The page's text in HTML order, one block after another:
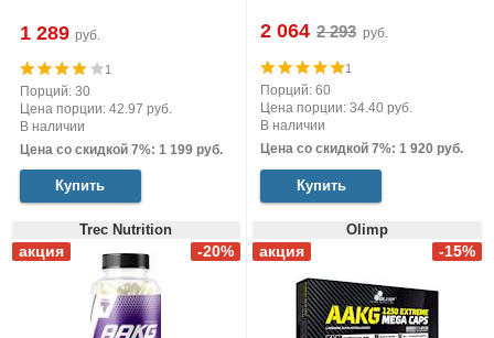
1 289 руб.
1
Порций: 30
Цена порции: 42.97 руб.
В наличии
Цена со скидкой 7%: 1 199 руб.
Купить
2 064 руб.
1
Порций: 60
Цена порции: 34.40 руб.
В наличии
Цена со скидкой 7%: 1 920 руб.
Купить
Trec Nutrition Olimp